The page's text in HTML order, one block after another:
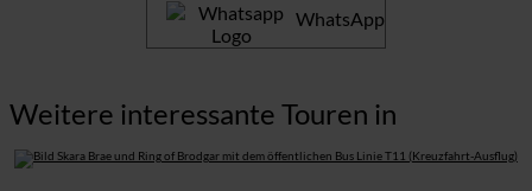
WhatsApp
Weitere interessante Touren in